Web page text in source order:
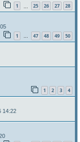
1 25 26 27 28
1 … 47 48 49 50
1 2 3 4
14:22